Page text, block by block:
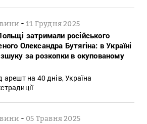
-11 Грудня 2025
затримали російського
Олександра Бутягіна: в Україні
за розкопки в окупованому
арешт на 40 днів, Україна
- 05 Травня 2025